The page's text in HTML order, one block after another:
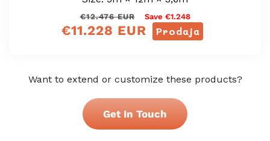
Redna
cena
€12.476 EUR Save €1.248
Prodaja
Prodajna
cena
€11.228 EUR
Want to extend or customize these products?
Get In Touch